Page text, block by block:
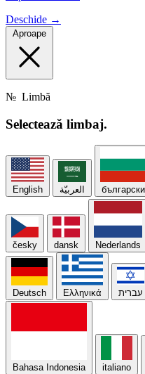
Deschide →
Aproape
№ Limbă
Selectează limbaj.
English العربيّة български
česky dansk Nederlands
Deutsch Ελληνικά עברית
Bahasa Indonesia italiano